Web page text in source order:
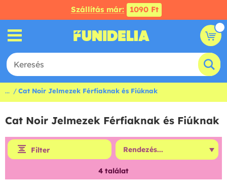
Szállítás már: 1090 Ft
... Cat Noir Jelmezek Férfiaknak és Fiúknak
Cat Noir Jelmezek Férfiaknak és Fiúknak
Filter
4 találat